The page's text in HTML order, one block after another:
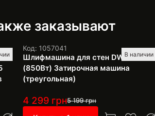
заказывают
и
В наличии
Код: 1057041
Шлифмашина для стен DWS-225К
(850Вт) Затирочная машина
(треугольная)
4 299 грн5 199грн